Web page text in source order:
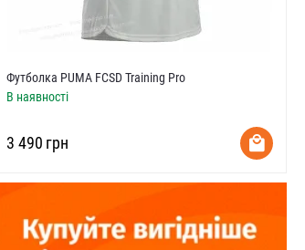
Футболка PUMA FCSD Training Pro
В наявності
‍3 490‍ грн